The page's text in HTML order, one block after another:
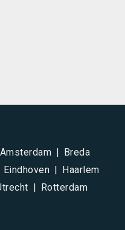
Amsterdam
Breda
Eindhoven
Haarlem
Rotterdam